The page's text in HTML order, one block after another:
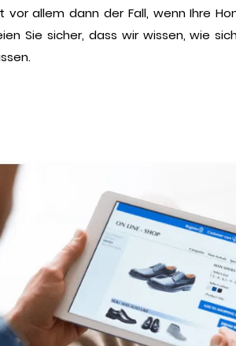
allem dann der Fall, wenn Ihre
Sie sicher, dass wir wissen, wie